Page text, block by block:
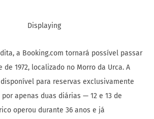
a Booking.com tornará possível passar
1972, localizado no Morro da Urca. A
para reservas exclusivamente
apenas duas diárias — 12 e 13 de
operou durante 36 anos e já